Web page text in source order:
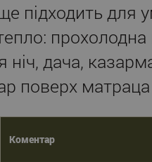
підходить для
прохолодна
ніч, дача,
поверх
Коментар